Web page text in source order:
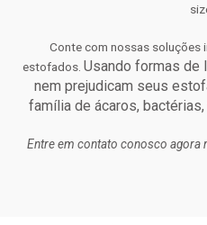
Conte com nossas soluções
estofados. Usando formas de
nem prejudicam seus
família de ácaros,
Entre em contato conosco agora